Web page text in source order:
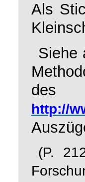
Als
Siehe
http://
(P.